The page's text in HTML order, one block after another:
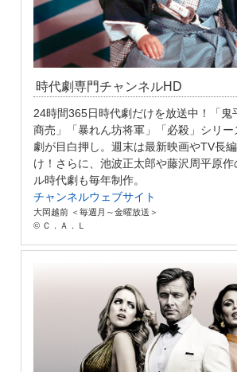
時代劇専門チャンネルHD
24時間365日時代劇だけを放送中！「鬼
商売」「暴れん坊将軍」「必殺」シリ
劇が目白押し。週末は最新映画やTV長
け！さらに、池波正太郎や藤沢周平原作
ル時代劇も毎年制作。
チャンネルウェブサイト
大岡越前 ＜毎週月～金曜放送＞
© Ｃ．Ａ．Ｌ